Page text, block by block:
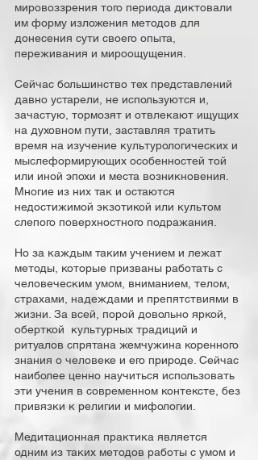
мировоззрения того периода диктовали
им форму изложения методов для
донесения сути своего опыта,
переживания и мироощущения.
Сейчас большинство тех представлений
давно устарели, не используются и,
зачастую, тормозят и отвлекают ищущих
на духовном пути, заставляя тратить
время на изучение культурологических и
мыслеформирующих особенностей той
или иной эпохи и места возникновения.
Многие из них так и остаются
недостижимой экзотикой или культом
слепого поверхностного подражания.
Но за каждым таким учением и лежат
методы, которые призваны работать с
человеческим умом, вниманием, телом,
страхами, надеждами и препятствиями в
жизни. За всей, порой довольно яркой,
оберткой культурных традиций и
ритуалов спрятана жемчужина коренного
знания о человеке и его природе. Сейчас
наиболее ценно научиться использовать
эти учения в современном контексте, без
привязки к религии и мифологии.
Медитационная практика является
одним из таких методов работы с умом и